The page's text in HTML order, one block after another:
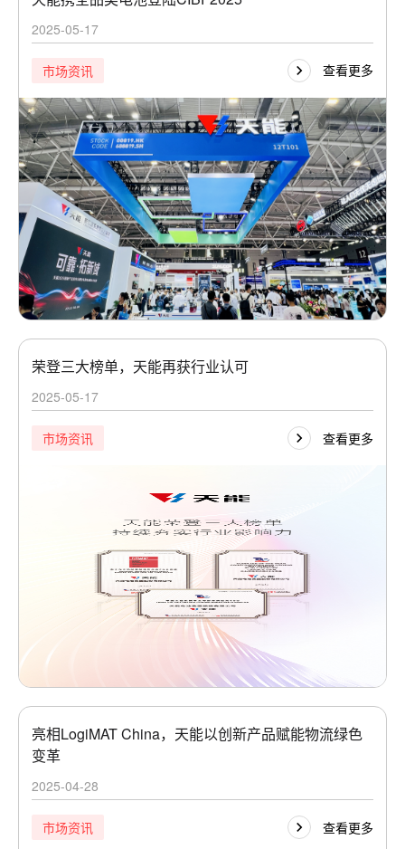
2025-05-17
市场资讯 查看更多
荣登三大榜单，天能再获行业认可
2025-05-17
市场资讯 查看更多
亮相LogiMAT China，天能以创新产品赋能物流绿色
变革
2025-04-28
市场资讯 查看更多